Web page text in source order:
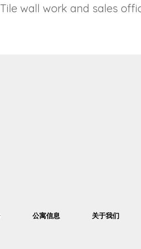
Tile wall work and sales
公寓信息 关于我们